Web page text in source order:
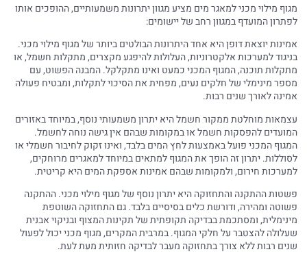
מגוף מילוי מכני למאגר מים מציע מגוון יתרונות משמעותיים, ההופכים אותו
לפתרון המועדף במגוון רחב של יישומים:
אמינות יוצאת דופן היא אחד היתרונות הבולטים ביותר של מגוף מילוי מכני.
בניגוד למערכות אלקטרוניות, העלולות להיפגע מקצרים, מתקלות חשמל, או
מתקלות תוכנה, המגוף המכני כמעט ואינו מתקלקל. המבנה הפשוט, עם
מספר מינימלי של חלקים נעים, מפחית את הסיכוי לתקלות, ומבטיח פעולה
אמינה לאורך שנים רבות.
עצמאות מוחלטת ממקור חשמל היא יתרון משמעותי נוסף, במיוחד באזורים
המועדים להפסקות חשמל או במקומות שבהם אין גישה נוחה לחשמל.
המגוף המכני פועל באמצעות לחץ המים בלבד, ואינו זקוק לחיבור חשמלי או
לסוללות. יתרון זה הופך את המגוף למתאים במיוחד למאגרים מרוחקים,
למערכות חירום, ולמקומות שבהם אמינות אספקת המים היא קריטית.
פשטות ההתקנה והתחזוקה היא יתרון נוסף של מגוף מילוי מכני. ההתקנה
פשוטה ומהירה, ודורשת כלים בסיסיים בלבד. גם התחזוקה השוטפת
מינימלית, ומסתכמת בבדיקה תקופתית של תקינות המצוף ובניקוי אבנית
שעלולה להצטבר על חלקי המגוף. במרבית המקרים, מגוף מכני יכול לפעול
שנים רבות ללא צורך בתחזוקה מעבר לבדיקה חזותית מעת לעת.